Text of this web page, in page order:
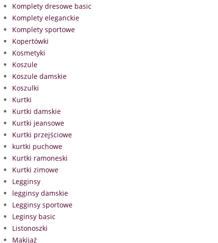
Komplety dresowe basic
Komplety eleganckie
Komplety sportowe
Kopertówki
Kosmetyki
Koszule
Koszule damskie
Koszulki
Kurtki
Kurtki damskie
Kurtki jeansowe
Kurtki przejściowe
kurtki puchowe
Kurtki ramoneski
Kurtki zimowe
Legginsy
legginsy damskie
Legginsy sportowe
Leginsy basic
Listonoszki
Makijaż